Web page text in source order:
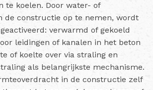
te koelen. Door water- of
de constructie op te nemen, wordt
verwarmd of gekoeld
leidingen of kanalen in het beton
of koelte over via straling en
als belangrijkste mechanisme.
in de constructie zelf